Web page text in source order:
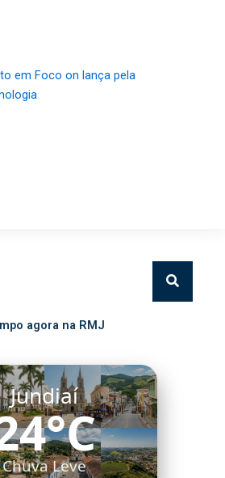
em Foco on lança pela
agora na RMJ
Jundiaí
Chuva Leve